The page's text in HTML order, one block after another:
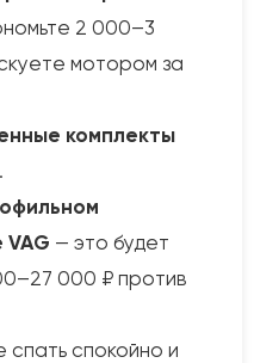
2 000–3
мотором за
комплекты
— это будет
000 ₽ против
спать спокойно и